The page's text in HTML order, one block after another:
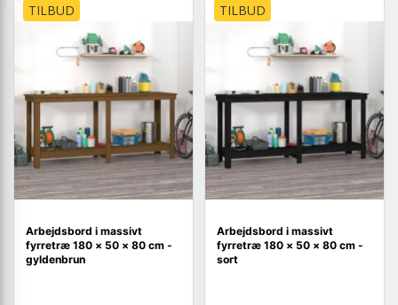
TILBUD
Arbejdsbord i massivt
fyrretræ 180 × 50 × 80 cm -
gyldenbrun
TILBUD
Arbejdsbord i massivt
fyrretræ 180 × 50 × 80 cm -
sort